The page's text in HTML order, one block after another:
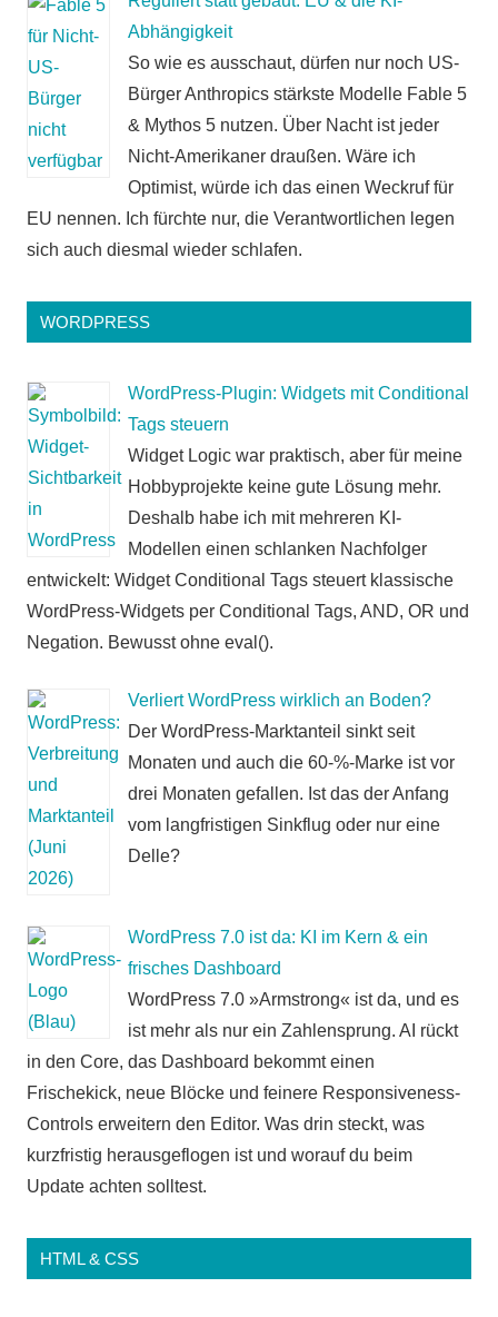
Abhängigkeit
So wie es ausschaut, dürfen nur noch US-
Bürger Anthropics stärkste Modelle Fable 5
& Mythos 5 nutzen. Über Nacht ist jeder
Nicht-Amerikaner draußen. Wäre ich
Optimist, würde ich das einen Weckruf für
EU nennen. Ich fürchte nur, die Verantwortlichen legen
sich auch diesmal wieder schlafen.
WORDPRESS
WordPress-Plugin: Widgets mit Conditional
Tags steuern
Widget Logic war praktisch, aber für meine
Hobbyprojekte keine gute Lösung mehr.
Deshalb habe ich mit mehreren KI-
Modellen einen schlanken Nachfolger
entwickelt: Widget Conditional Tags steuert klassische
WordPress-Widgets per Conditional Tags, AND, OR und
Negation. Bewusst ohne eval().
Verliert WordPress wirklich an Boden?
Der WordPress-Marktanteil sinkt seit
Monaten und auch die 60-%-Marke ist vor
drei Monaten gefallen. Ist das der Anfang
vom langfristigen Sinkflug oder nur eine
Delle?
WordPress 7.0 ist da: KI im Kern & ein
frisches Dashboard
WordPress 7.0 »Armstrong« ist da, und es
ist mehr als nur ein Zahlensprung. AI rückt
in den Core, das Dashboard bekommt einen
Frischekick, neue Blöcke und feinere Responsiveness-
Controls erweitern den Editor. Was drin steckt, was
kurzfristig herausgeflogen ist und worauf du beim
Update achten solltest.
HTML & CSS